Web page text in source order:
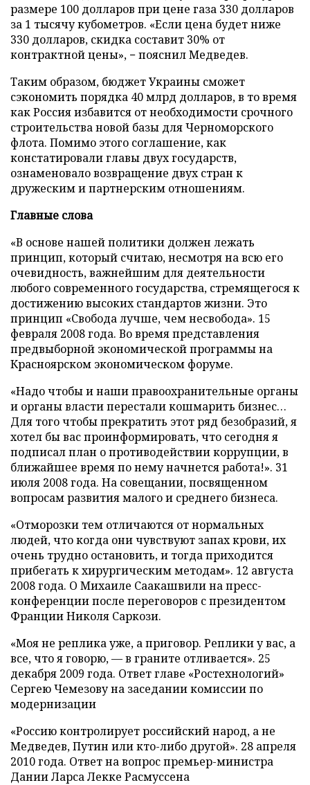
размере 100 долларов при цене газа 330 долларов
за 1 тысячу кубометров. «Если цена будет ниже
330 долларов, скидка составит 30% от
контрактной цены», − пояснил Медведев.
Таким образом, бюджет Украины сможет
сэкономить порядка 40 млрд долларов, в то время
как Россия избавится от необходимости срочного
строительства новой базы для Черноморского
флота. Помимо этого соглашение, как
констатировали главы двух государств,
ознаменовало возвращение двух стран к
дружеским и партнерским отношениям.
Главные слова
«В основе нашей политики должен лежать
принцип, который считаю, несмотря на всю его
очевидность, важнейшим для деятельности
любого современного государства, стремящегося к
достижению высоких стандартов жизни. Это
принцип «Свобода лучше, чем несвобода». 15
февраля 2008 года. Во время представления
предвыборной экономической программы на
Красноярском экономическом форуме.
«Надо чтобы и наши правоохранительные органы
и органы власти перестали кошмарить бизнес…
Для того чтобы прекратить этот ряд безобразий, я
хотел бы вас проинформировать, что сегодня я
подписал план о противодействии коррупции, в
ближайшее время по нему начнется работа!». 31
июля 2008 года. На совещании, посвященном
вопросам развития малого и среднего бизнеса.
«Отморозки тем отличаются от нормальных
людей, что когда они чувствуют запах крови, их
очень трудно остановить, и тогда приходится
прибегать к хирургическим методам». 12 августа
2008 года. О Михаиле Саакашвили на пресс-
конференции после переговоров с президентом
Франции Николя Саркози.
«Моя не реплика уже, а приговор. Реплики у вас, а
все, что я говорю, — в граните отливается». 25
декабря 2009 года. Ответ главе «Ростехнологий»
Сергею Чемезову на заседании комиссии по
модернизации
«Россию контролирует российский народ, а не
Медведев, Путин или кто-либо другой». 28 апреля
2010 года. Ответ на вопрос премьер-министра
Дании Ларса Лекке Расмуссена